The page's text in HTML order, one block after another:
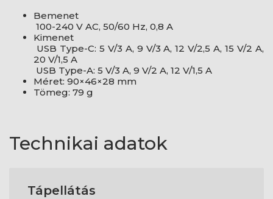
Bemenet
100-240 V AC, 50/60 Hz, 0,8 A
Kimenet
USB Type-C: 5 V/3 A, 9 V/3 A, 12 V/2,5 A, 15 V/2 A,
20 V/1,5 A
USB Type-A: 5 V/3 A, 9 V/2 A, 12 V/1,5 A
Méret: 90×46×28 mm
Tömeg: 79 g
Technikai adatok
Tápellátás